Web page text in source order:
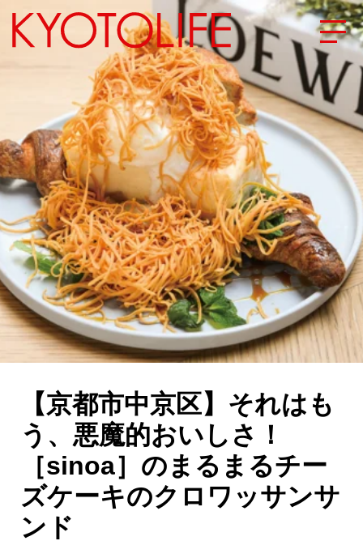
エリアから探す
地図から探す
カテゴリーから探す
SPECIAL
NEW OPEN
SERIES
CULTURE
ABOUT US
Instagram
チケットプレゼント応募
【京都市中京区】それはも
う、悪魔的おいしさ！
［sinoa］のまるまるチー
ズケーキのクロワッサンサ
ンド